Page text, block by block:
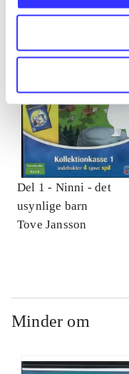
Del 1 - Ninni - det
usynlige barn
Tove Jansson
Minder om